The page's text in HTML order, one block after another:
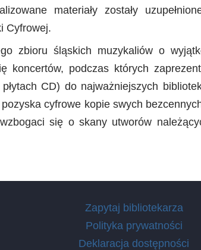
materiały zostały
Cyfrowej.
zbioru śląskich muzykaliów o
koncertów, podczas których
CD) do najważniejszych
cyfrowe kopie swych
się o skany utworów
Zapytaj bibliotekarza
Polityka prywatności
Deklaracja dostępności